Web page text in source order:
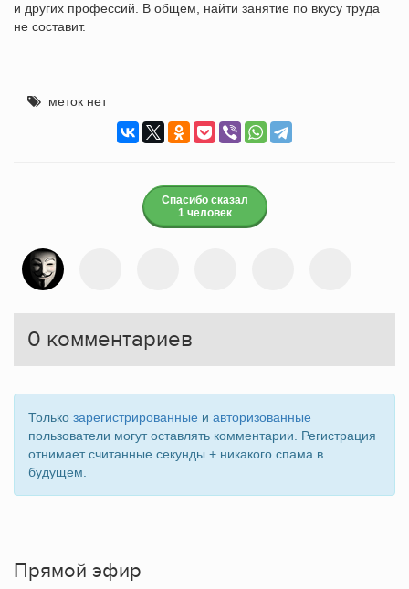
и других профессий. В общем, найти занятие по вкусу труда
не составит.
меток нет
Спасибо сказал
1 человек
0 комментариев
Только зарегистрированные и авторизованные
пользователи могут оставлять комментарии. Регистрация
отнимает считанные секунды + никакого спама в
будущем.
Прямой эфир